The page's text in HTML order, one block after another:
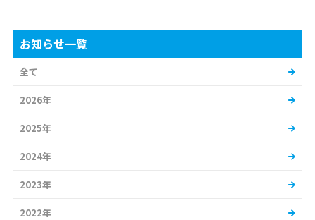
お知らせ一覧
全て
2026年
2025年
2024年
2023年
2022年